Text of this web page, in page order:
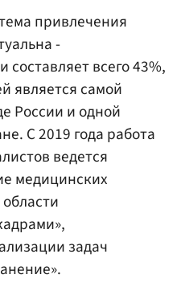
привлечения
-
всего 43%,
является самой
России и одной
С 2019 года работа
ведется
медицинских
задач